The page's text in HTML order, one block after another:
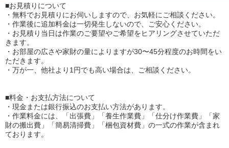
■お見積りについて
・無料でお見積りにお伺いしますので、お気軽にご相談ください。
・作業後に追加料金は一切発生しないので、ご安心ください。
・お見積り当日は作業のご要望やご希望をヒアリングさせていただ
きます。
・お部屋の広さや家財の量によりますが30〜45分程度のお時間をい
ただきます。
・万が一、他社より1円でも高い場合は、ご相談ください。
■料金・お支払方法について
・現金または銀行振込のお支払い方法があります。
・作業料金には、「出張費」「養生作業費」「仕分け作業費」「家
財の搬出費」「簡易清掃費」「梱包資材費」の一式の作業が含まれ
ております。